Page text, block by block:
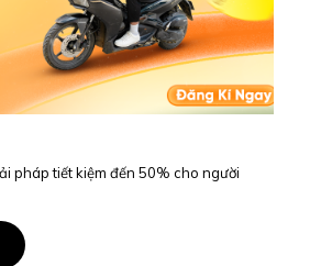
pháp tiết kiệm đến 50% cho người